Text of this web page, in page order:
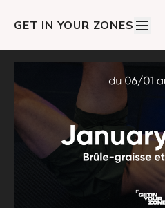
GET IN YOUR ZONES